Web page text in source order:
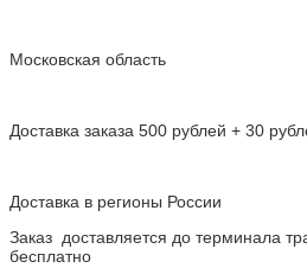
Московская область
Доставка заказа 500 рублей + 30
Доставка в регионы России
Заказ доставляется до терминала
бесплатно